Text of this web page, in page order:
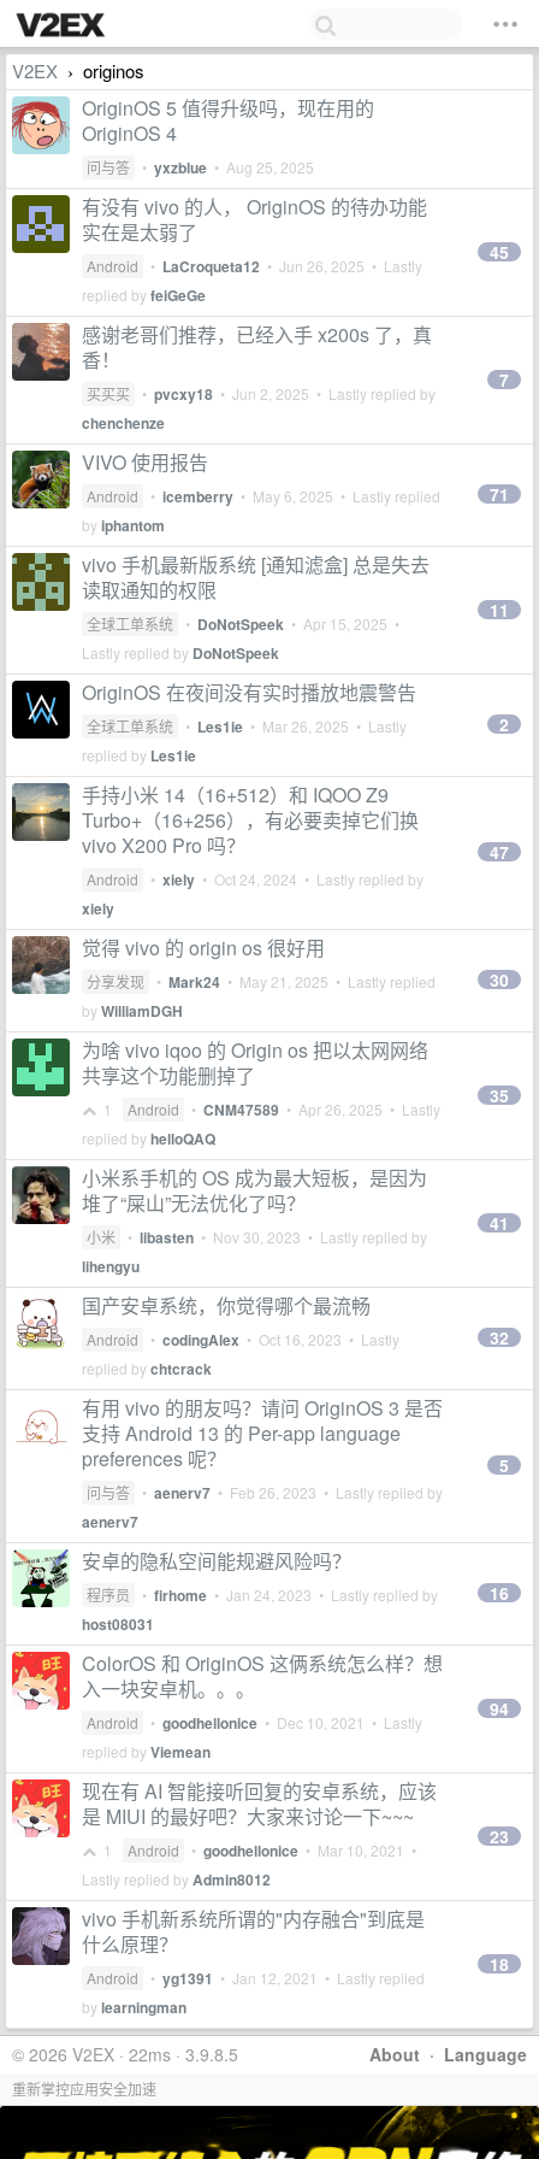
V2EX › originos
OriginOS 5 值得升级吗，现在用的
OriginOS 4
问与答 • yxzblue • Aug 25, 2025
有没有 vivo 的人， OriginOS 的待办功能
实在是太弱了
Android • LaCroqueta12 • Jun 26, 2025 • Lastly
replied byfeiGeGe
45
感谢老哥们推荐，已经入手 x200s 了，真
香！
买买买 • pvcxy18 • Jun 2, 2025 • Lastly replied by
chenchenze
7
VIVO 使用报告
Android • icemberry • May 6, 2025 • Lastly replied
byiphantom
71
vivo 手机最新版系统 [通知滤盒] 总是失去
读取通知的权限
全球工单系统 • DoNotSpeek • Apr 15, 2025 •
Lastly replied by DoNotSpeek
11
OriginOS 在夜间没有实时播放地震警告
全球工单系统 • Les1ie • Mar 26, 2025 • Lastly
replied by Les1ie
2
手持小米 14（16+512）和 IQOO Z9
Turbo+（16+256），有必要卖掉它们换
vivo X200 Pro 吗？
Android • xiely • Oct 24, 2024 • Lastly replied by
xiely
47
觉得 vivo 的 origin os 很好用
分享发现 • Mark24 • May 21, 2025 • Lastly replied
byWilliamDGH
30
为啥 vivo iqoo 的 Origin os 把以太网网络
共享这个功能删掉了
1 Android • CNM47589 • Apr 26, 2025 • Lastly
replied byhelloQAQ
35
小米系手机的 OS 成为最大短板，是因为
堆了“屎山”无法优化了吗？
小米 • libasten • Nov 30, 2023 • Lastly replied by
lihengyu
41
国产安卓系统，你觉得哪个最流畅
Android • codingAlex • Oct 16, 2023 • Lastly
replied bychtcrack
32
有用 vivo 的朋友吗？请问 OriginOS 3 是否
支持 Android 13 的 Per-app language
preferences 呢？
问与答 • aenerv7 • Feb 26, 2023 • Lastly replied by
aenerv7
5
安卓的隐私空间能规避风险吗？
程序员 • firhome • Jan 24, 2023 • Lastly replied by
host08031
16
ColorOS 和 OriginOS 这俩系统怎么样？想
入一块安卓机。。。
Android • goodhellonice • Dec 10, 2021 • Lastly
replied byViemean
94
现在有 AI 智能接听回复的安卓系统，应该
是 MIUI 的最好吧？大家来讨论一下~~~
1 Android • goodhellonice • Mar 10, 2021 •
Lastly replied byAdmin8012
23
vivo 手机新系统所谓的"内存融合"到底是
什么原理？
Android • yg1391 • Jan 12, 2021 • Lastly replied
bylearningman
18
About · Language
© 2026 V2EX · 22ms · 3.9.8.5
重新掌控应用安全加速